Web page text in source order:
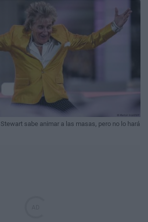
sabe animar a las masas, pero no lo hará